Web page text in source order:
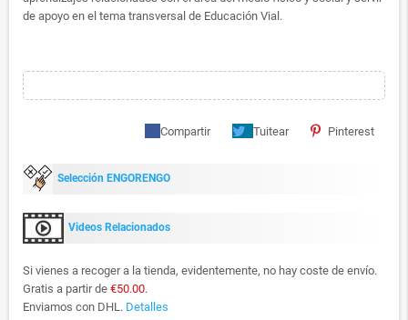
de apoyo en el tema transversal de Educación Vial.
Compartir Tuitear Pinterest
Selección ENGORENGO
Videos Relacionados
Si vienes a recoger a la tienda, evidentemente, no hay coste de envío.
Gratis a partir de €50.00.
Enviamos con DHL. Detalles